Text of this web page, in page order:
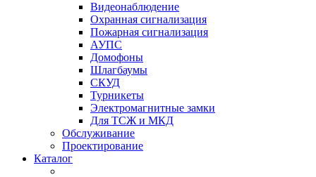
Видеонаблюдение
Охранная сигнализация
Пожарная сигнализация
АУПС
Домофоны
Шлагбаумы
СКУД
Турникеты
Электромагнитные замки
Для ТСЖ и МКД
Обслуживание
Проектирование
Каталог